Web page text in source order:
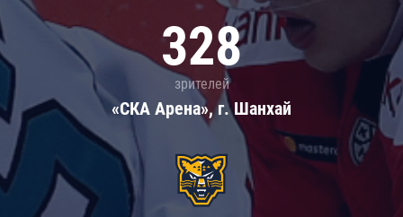
328
зрителей
«СКА Арена», г. Шанхай